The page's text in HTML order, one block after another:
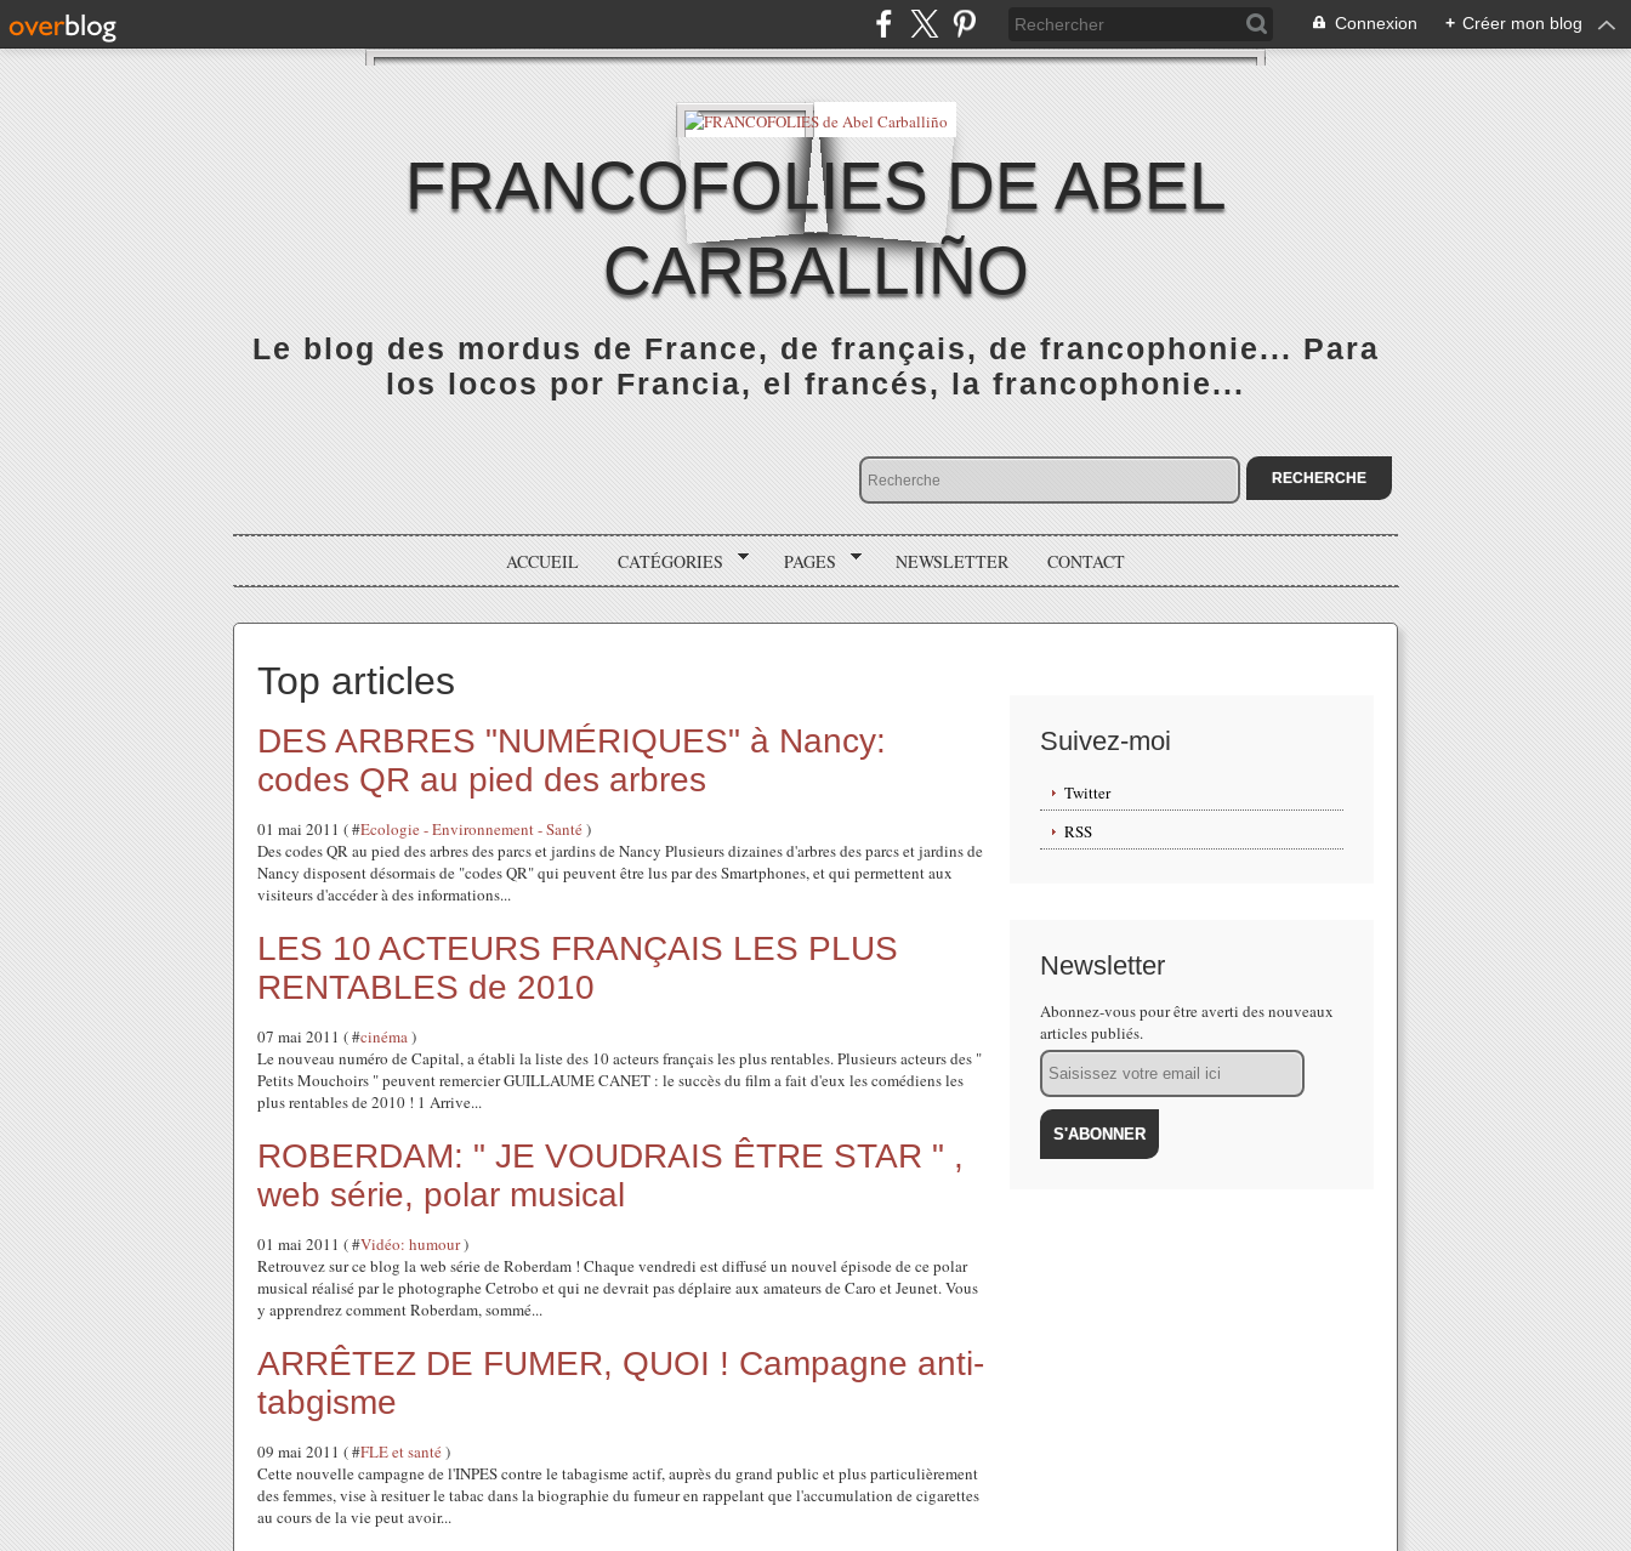
Connexion + Créer mon blog
FRANCOFOLIES DE ABEL
CARBALLIÑO
Le blog des mordus de France, de français, de francophonie... Para
los locos por Francia, el francés, la francophonie...
ACCUEIL CATÉGORIES PAGES NEWSLETTER CONTACT
Top articles
DES ARBRES "NUMÉRIQUES" à Nancy:
codes QR au pied des arbres
01 mai 2011 ( #Ecologie - Environnement - Santé)
Des codes QR au pied des arbres des parcs et jardins de Nancy Plusieurs dizaines d'arbres des parcs et jardins de
Nancy disposent désormais de "codes QR" qui peuvent être lus par des Smartphones, et qui permettent aux
visiteurs d'accéder à des informations...
LES 10 ACTEURS FRANÇAIS LES PLUS
RENTABLES de 2010
07 mai 2011 ( #cinéma)
Le nouveau numéro de Capital, a établi la liste des 10 acteurs français les plus rentables. Plusieurs acteurs des "
Petits Mouchoirs " peuvent remercier GUILLAUME CANET : le succès du film a fait d'eux les comédiens les
plus rentables de 2010 ! 1 Arrive...
ROBERDAM: " JE VOUDRAIS ÊTRE STAR " ,
web série, polar musical
01 mai 2011 ( #Vidéo: humour)
Retrouvez sur ce blog la web série de Roberdam ! Chaque vendredi est diffusé un nouvel épisode de ce polar
musical réalisé par le photographe Cetrobo et qui ne devrait pas déplaire aux amateurs de Caro et Jeunet. Vous
y apprendrez comment Roberdam, sommé...
ARRÊTEZ DE FUMER, QUOI ! Campagne anti-
tabgisme
09 mai 2011 ( #FLE et santé)
Cette nouvelle campagne de l'INPES contre le tabagisme actif, auprès du grand public et plus particulièrement
des femmes, vise à resituer le tabac dans la biographie du fumeur en rappelant que l'accumulation de cigarettes
au cours de la vie peut avoir...
Suivez-moi
Twitter
RSS
Newsletter
Abonnez-vous pour être averti des nouveaux
articles publiés.
Email